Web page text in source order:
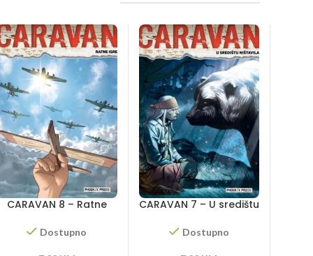
CARAVAN 8 – Ratne
Dostupno
CARAVAN 7 – U središtu
Dostupno